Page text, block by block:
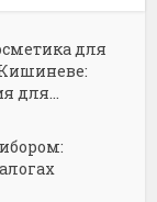
для
Кишиневе:
для...